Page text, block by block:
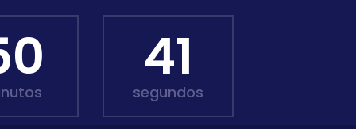
39
segundos